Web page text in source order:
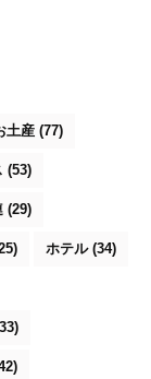
土産 (77)
(53)
(29)
ホテル(34)